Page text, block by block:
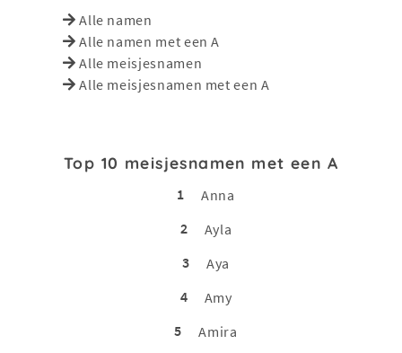
Alle namen
Alle namen met een A
Alle meisjesnamen
Alle meisjesnamen met een A
Top 10 meisjesnamen met een A
1
Anna
2
Ayla
3
Aya
4
Amy
5
Amira